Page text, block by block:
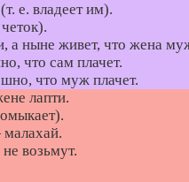
е. владеет им).
ныне живет, что жена
что сам плачет.
что муж плачет.
лапти.
возьмут.